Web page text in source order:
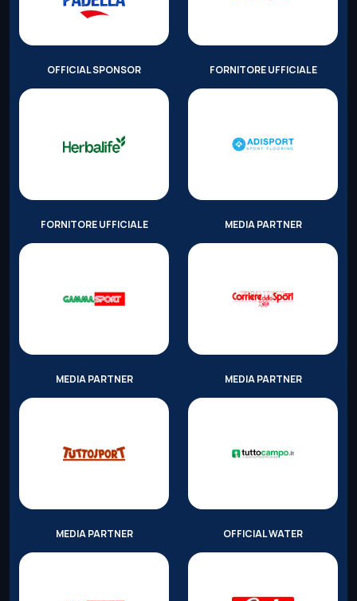
OFFICIAL SPONSOR FORNITORE UFFICIALE
FORNITORE UFFICIALE MEDIA PARTNER
MEDIA PARTNER MEDIA PARTNER
MEDIA PARTNER OFFICIAL WATER